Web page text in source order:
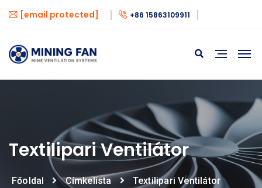
[email protected] +86 15863109911
Textilipari Ventilátor
Főoldal Címkelista Textilipari Ventilátor